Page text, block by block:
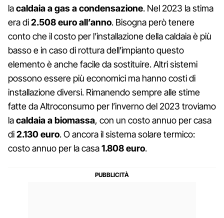
lacaldaia a gas a condensazione. Nel 2023 la stima
era di2.508 euro all’anno. Bisogna però tenere
conto che il costo per l’installazione della caldaia è più
basso e in caso di rottura dell’impianto questo
elemento è anche facile da sostituire. Altri sistemi
possono essere più economici ma hanno costi di
installazione diversi. Rimanendo sempre alle stime
fatte da Altroconsumo per l’inverno del 2023 troviamo
lacaldaia a biomassa, con un costo annuo per casa
di2.130 euro. O ancora il sistema solare termico:
costo annuo per la casa1.808 euro.